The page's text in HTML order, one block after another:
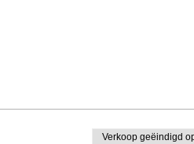
Verkoop geëindigd